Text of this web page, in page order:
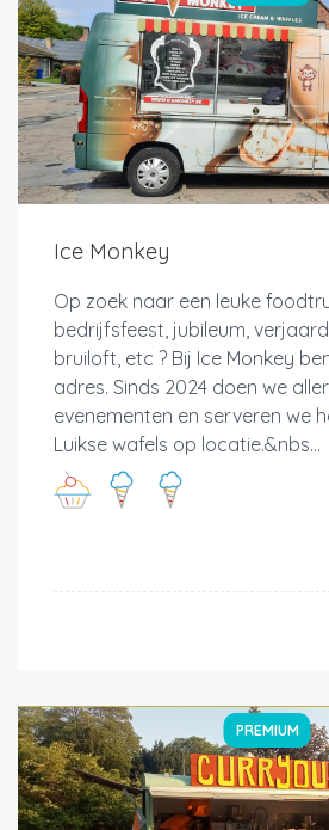
Ice Monkey
Op zoek naar een leuke
bedrijfsfeest, jubileum,
bruiloft, etc ? Bij Ice Monkey
adres. Sinds 2024 doen we
evenementen en serveren we
Luikse wafels op locatie.&nbs...
PREMIUM